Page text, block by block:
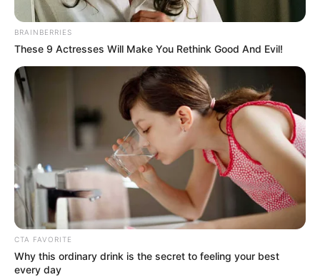
¡El Niño adelantó la cosecha! Piden
activar Plan Cosecha de seguridad en
Risaralda
GIRÓN
Girón se llena de aroma y
encuentro “Café,
Santander, Sabor y
BRAINBERRIES
These 9 Actresses Will Make You Rethink Good And Evil!
CTA FAVORITE
Why this ordinary drink is the secret to feeling your best
every day